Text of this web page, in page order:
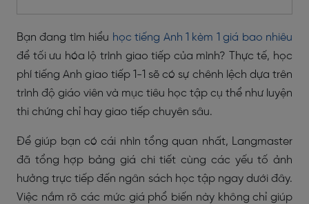
Bạn đang tìm hiểu học tiếng Anh 1 kèm 1 giá bao nhiêu
để tối ưu hóa lộ trình giao tiếp của mình? Thực tế, học
phí tiếng Anh giao tiếp 1-1 sẽ có sự chênh lệch dựa trên
trình độ giáo viên và mục tiêu học tập cụ thể như luyện
thi chứng chỉ hay giao tiếp chuyên sâu.
Để giúp bạn có cái nhìn tổng quan nhất, Langmaster
đã tổng hợp bảng giá chi tiết cùng các yếu tố ảnh
hưởng trực tiếp đến ngân sách học tập ngay dưới đây.
Việc nắm rõ các mức giá phổ biến này không chỉ giúp